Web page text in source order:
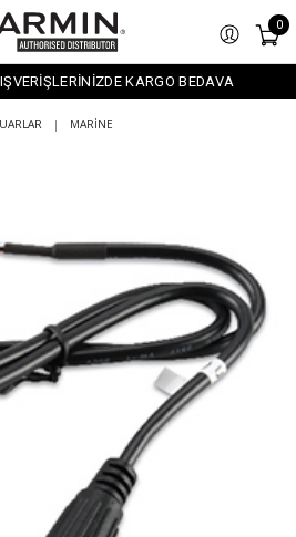
0
KARGO BEDAVA
| MARINE